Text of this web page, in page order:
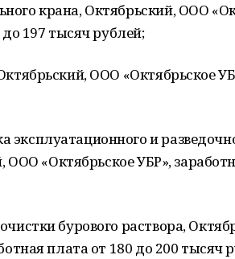
крана, Октябрьский, ООО
197 тысяч рублей;
ООО «Октябрьское
и
ООО «Октябрьское УБР»,
бурового раствора,
плата от 180 до 200 тысяч